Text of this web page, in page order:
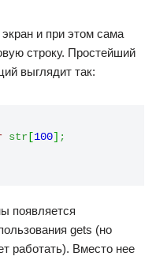
и при этом сама
строку. Простейший
выглядит так:
str 100
;
появляется
gets (но
работать). Вместо нее